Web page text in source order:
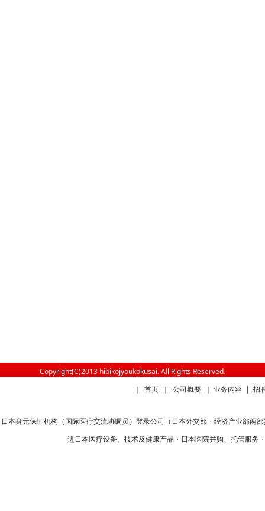
Copyright(C)2013 hibikojyoukokusai. All Rights Reserved.
｜ 首页 ｜ 公司概要 ｜ 业务内容 | 招
日本身元保证机构（国际医疗交流协调员）登录公司（日本外交部・经济产业部
进日本医疗设备、技术及健康产品・日本医院并购、托管服